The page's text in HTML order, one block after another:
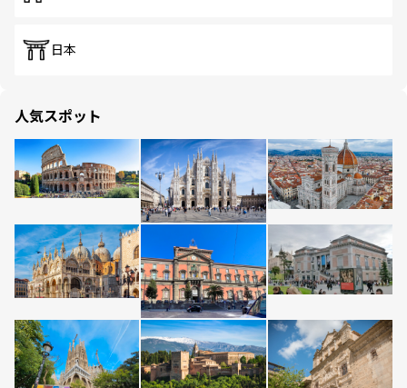
日本
人気スポット